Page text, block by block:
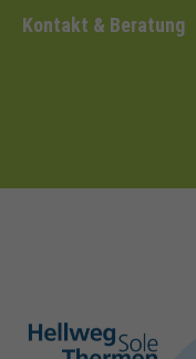
Kontakt & Beratung
hellweg-sole-